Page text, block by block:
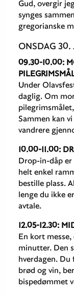
Gud, overgir
synges
gregorianske
ONSDAG 30.
09.30-10.00:
Under
daglig. Om
Sammen kan
vandrere
10.00-11.00:
Drop-in-dåp er
helt enkel
bestille plass.
lenge du ikke
avtale.
12.05-12.30:
En kort
minutter. Den
hverdagen.
brød og vin,
bispedømmet